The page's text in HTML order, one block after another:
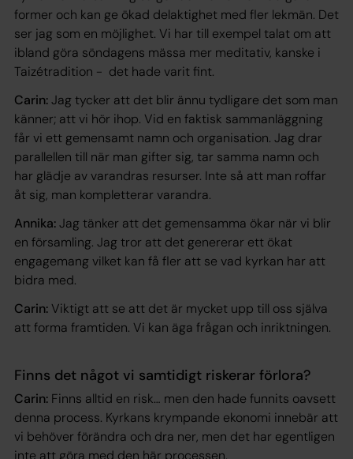
former och kan ge ökad delaktighet med fler lekmän. Det
ser jag som en möjlighet. Vi har till exempel talat om att
ibland göra söndagens mässa mer meditativ, kanske i
Taizétradition - det hade varit fint.
Carin:Jag tycker att det blir ännu tydligare det som man
känner; att vi hör ihop. Vid en faktisk sammanläggning
får vi ett gemensamt namn och organisation. Jag drar
parallellen till när man gifter sig, tar samma namn och
har glädje av varandras resurser. Inte så att man roffar
åt sig, man kompletterar varandra.
Annika:Jag tänker att det gemensamma ökar när vi blir
en församling. Jag tror att det genererar ett ökat
engagemang vilket kan få fler att se vad kyrkan har att
bidra med.
Carin: Viktigt att se att det är mycket upp till oss själva
att forma framtiden. Vi kan äga frågan och inriktningen.
Finns det något vi samtidigt riskerar förlora?
Carin: Finns alltid en risk… men den hade funnits oavsett
denna process. Kyrkans krympande ekonomi innebär att
vi behöver förändra och dra ner, men det har egentligen
inte att göra med den här processen.